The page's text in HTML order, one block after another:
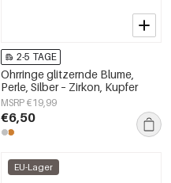
2-5 TAGE
Ohrringe glitzernde Blume,
Perle, Silber – Zirkon, Kupfer
MSRP €19,99
€6,50
EU-Lager